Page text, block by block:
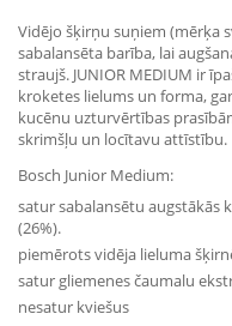
Vidējo šķirņu suņiem (mērķa
sabalansēta barība, lai
straujš. JUNIOR MEDIUM ir
kroketes lielums un forma,
kucēnu uzturvērtības
skrimšļu un locītavu attīstību.
Bosch Junior Medium:
satur sabalansētu augstākās
(26%).
piemērots vidēja lieluma
satur gliemenes čaumalu
nesatur kviešus